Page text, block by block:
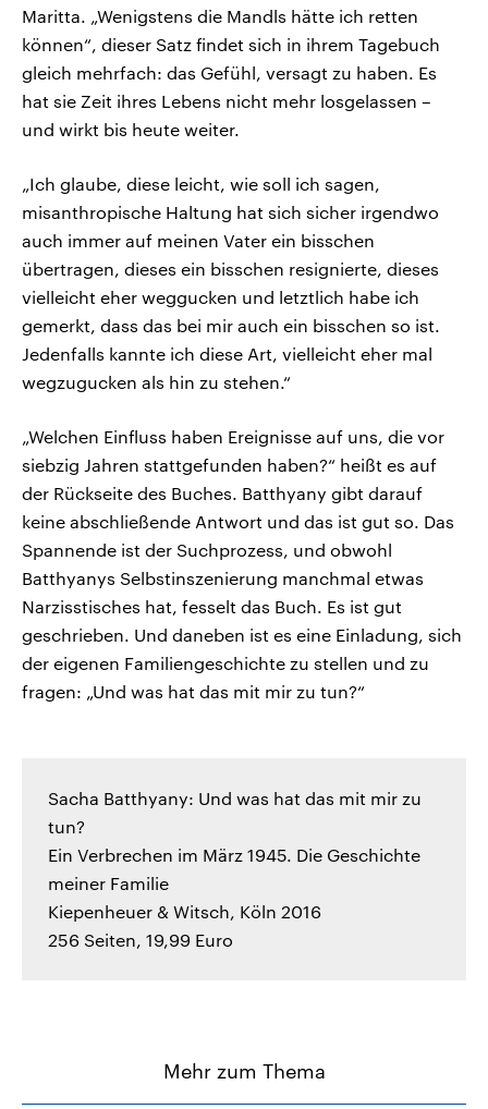
Maritta. „Wenigstens die Mandls hätte ich retten
können“, dieser Satz findet sich in ihrem Tagebuch
gleich mehrfach: das Gefühl, versagt zu haben. Es
hat sie Zeit ihres Lebens nicht mehr losgelassen –
und wirkt bis heute weiter.
„Ich glaube, diese leicht, wie soll ich sagen,
misanthropische Haltung hat sich sicher irgendwo
auch immer auf meinen Vater ein bisschen
übertragen, dieses ein bisschen resignierte, dieses
vielleicht eher weggucken und letztlich habe ich
gemerkt, dass das bei mir auch ein bisschen so ist.
Jedenfalls kannte ich diese Art, vielleicht eher mal
wegzugucken als hin zu stehen.“
„Welchen Einfluss haben Ereignisse auf uns, die vor
siebzig Jahren stattgefunden haben?“ heißt es auf
der Rückseite des Buches. Batthyany gibt darauf
keine abschließende Antwort und das ist gut so. Das
Spannende ist der Suchprozess, und obwohl
Batthyanys Selbstinszenierung manchmal etwas
Narzisstisches hat, fesselt das Buch. Es ist gut
geschrieben. Und daneben ist es eine Einladung, sich
der eigenen Familiengeschichte zu stellen und zu
fragen: „Und was hat das mit mir zu tun?“
Sacha Batthyany: Und was hat das mit mir zu
tun?
Ein Verbrechen im März 1945. Die Geschichte
meiner Familie
Kiepenheuer & Witsch, Köln 2016
256 Seiten, 19,99 Euro
Mehr zum Thema